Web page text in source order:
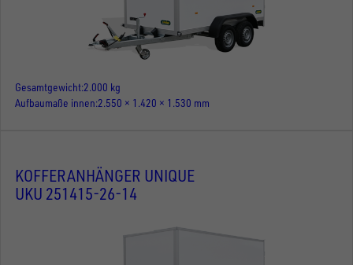
Gesamtgewicht 2.000 kg
Aufbaumaße innen 2.550 × 1.420 × 1.530 mm
KOFFERANHÄNGER UNIQUE
UKU 251415-26-14